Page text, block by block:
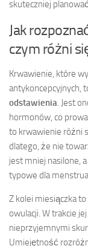
skuteczniej
Jak
czym różni
Krwawienie, które
antykoncepcyjnych,
odstawienia. Jest
hormonów, co
to krwawienie różni
dlatego, że nie
jest mniej nasilone,
typowe dla
Z kolei miesiączka
owulacji. W trakcie
nieprzyjemnymi
Umiejętność